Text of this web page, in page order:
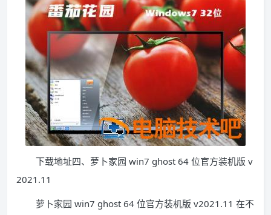
下载地址四、萝卜家园 win7 ghost 64 位官方装机版 v
2021.11
萝卜家园 win7 ghost 64 位官方装机版 v2021.11 在不